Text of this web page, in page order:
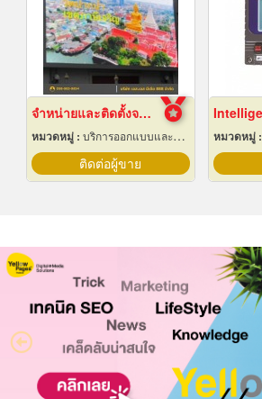
จำหน่ายและติดตั้งจอ LED Display Outdoor
หมวดหมู่ : บริการออกแบบและจัดทำป้ายโฆษณา 24 ชม.
ติดต่อผู้ขาย
หมวดหมู่ :